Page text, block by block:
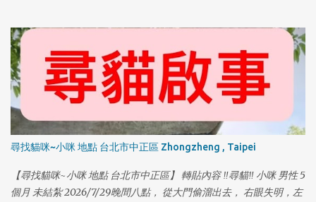
尋找貓咪~小咪 地點 台北市中正區 Zhongzheng , Taipei
【尋找貓咪~小咪 地點 台北市中正區】 轉貼內容 ‼️尋貓‼️ 小咪 男性 5
個月 未結紮 2026/7/29晚間八點， 從大門偷溜出去， 右眼失明，左